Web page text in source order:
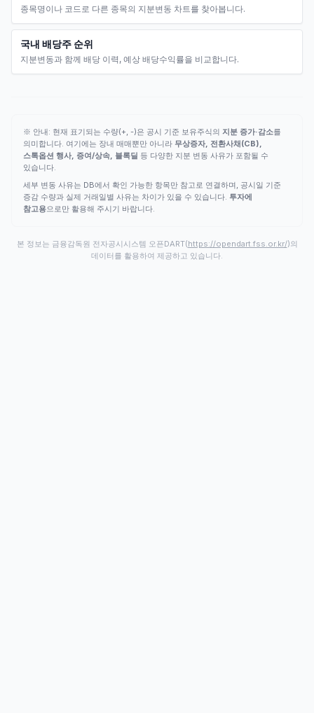
종목명이나 코드로 다른 종목의 지분변동 차트를 찾아봅니다.
국내 배당주 순위
지분변동과 함께 배당 이력, 예상 배당수익률을 비교합니다.
※ 안내: 현재 표기되는 수량(+, -)은 공시 기준 보유주식의 지분 증가·감소를
의미합니다. 여기에는 장내 매매뿐만 아니라 무상증자, 전환사채(CB),
스톡옵션 행사, 증여/상속, 블록딜 등 다양한 지분 변동 사유가 포함될 수
있습니다.
세부 변동 사유는 DB에서 확인 가능한 항목만 참고로 연결하며, 공시일 기준
증감 수량과 실제 거래일별 사유는 차이가 있을 수 있습니다. 투자에
참고용으로만 활용해 주시기 바랍니다.
본 정보는 금융감독원 전자공시시스템 오픈DART(https://opendart.fss.or.kr/)의
데이터를 활용하여 제공하고 있습니다.